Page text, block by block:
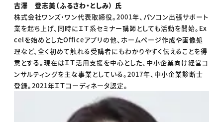
古澤 登志美（ふるさわ・としみ） 氏
株式会社ワンズ・ワン代表取締役。2001年、パソコン出張サポート
業を起ち上げ、同時にＩＴ系セミナー講師としても活動を開始。Ex
celを始めとしたOfficeアプリの他、ホームページ作成や画像処
理など、全く初めて触れる受講者にもわかりやすく伝えることを得
意とする。現在はＩＴ活用支援を中心とした、中小企業向け経営コ
ンサルティングを主な事業としている。2017年、中小企業診断士
登録。2021年ＩＴコーディネータ認定。